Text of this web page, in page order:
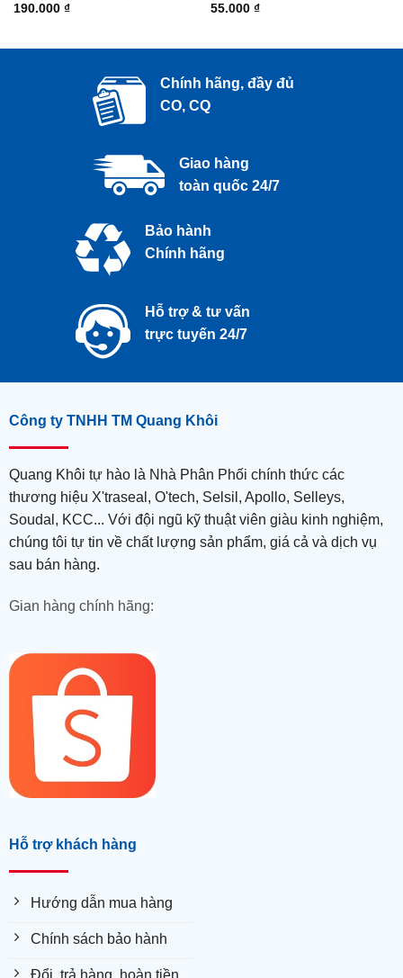
190.000 ₫
55.000 ₫
Chính hãng, đầy đủ
CO, CQ
Giao hàng
toàn quốc 24/7
Bảo hành
Chính hãng
Hỗ trợ & tư vấn
trực tuyến 24/7
Công ty TNHH TM Quang Khôi
Quang Khôi tự hào là Nhà Phân Phối chính thức các
thương hiệu X'traseal, O'tech, Selsil, Apollo, Selleys,
Soudal, KCC... Với đội ngũ kỹ thuật viên giàu kinh nghiệm,
chúng tôi tự tin về chất lượng sản phẩm, giá cả và dịch vụ
sau bán hàng.
Gian hàng chính hãng:
Hỗ trợ khách hàng
Hướng dẫn mua hàng
Chính sách bảo hành
Đổi, trả hàng, hoàn tiền